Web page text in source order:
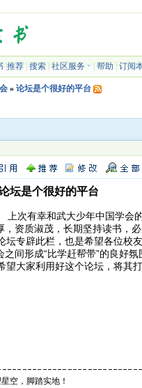
| 推荐| 搜索| 社区服务 帮助 订阅
» 论坛是个很好的平台
坛是个很好的平台
有幸和武大少年中国学会的
，资质淑茂，长期坚持读书，
专辟此栏，也是希望各位校
之间形成“比学赶帮带”的良好
大家利用好这个论坛，将其
空，脚踏实地！